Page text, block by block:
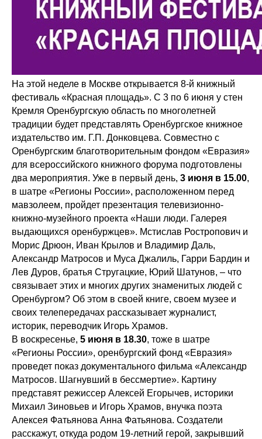
На этой неделе в Москве открывается 8-й книжный
фестиваль «Красная площадь». С 3 по 6 июня у стен
Кремля Оренбургскую область по многолетней
традиции будет представлять Оренбургское книжное
издательство им. Г.П. Донковцева. Совместно с
Оренбургским благотворительным фондом «Евразия»
для всероссийского книжного форума подготовлены
два мероприятия. Уже в первый день, 3 июня в 15.00,
в шатре «Регионы России», расположенном перед
мавзолеем, пройдет презентация телевизионно-
книжно-музейного проекта «Наши люди. Галерея
выдающихся оренбуржцев». Мстислав Ростропович и
Морис Дрюон, Иван Крылов и Владимир Даль,
Александр Матросов и Муса Джалиль, Гарри Бардин и
Лев Дуров, братья Стругацкие, Юрий Шатунов, – что
связывает этих и многих других знаменитых людей с
Оренбургом? Об этом в своей книге, своем музее и
своих телепередачах рассказывает журналист,
историк, переводчик Игорь Храмов.
В воскресенье, 5 июня в 18.30, тоже в шатре
«Регионы России», оренбургский фонд «Евразия»
проведет показ документального фильма «Александр
Матросов. Шагнувший в бессмертие». Картину
представят режиссер Алексей Егорычев, историки
Михаил Зиновьев и Игорь Храмов, внучка поэта
Алексея Фатьянова Анна Фатьянова. Создатели
расскажут, откуда родом 19-летний герой, закрывший